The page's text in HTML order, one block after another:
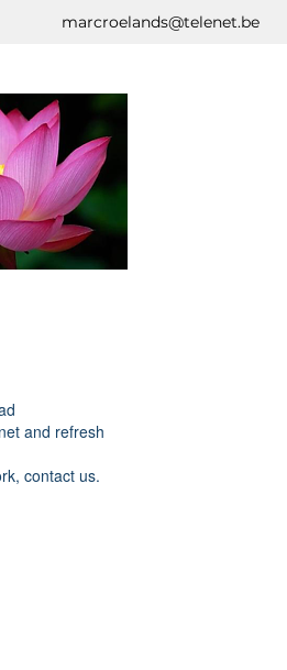
marcroelands@telenet.be
and refresh
contact us.